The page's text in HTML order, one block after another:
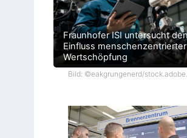
Fraunhofer ISI untersucht
Einfluss menschenzentrierter
Wertschöpfung
Bild: ©eakgrungenerd/